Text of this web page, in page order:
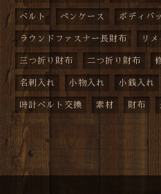
ベルト ペンケース ボディバ
ラウンドファスナー長財布 リメ
三つ折り財布 二つ折り財布
名刺入れ 小物入れ 小銭入れ
時計ベルト交換 素材 財布